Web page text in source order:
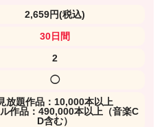
2,659円(税込)
30日間
2
◯
放題作品：10,000本以上
作品：490,000本以上（音楽C
D含む）